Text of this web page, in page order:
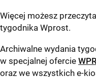
Więcej możesz
tygodnika Wprost.
Archiwalne wydania
w specjalnej ofercie
oraz we wszystkich e-